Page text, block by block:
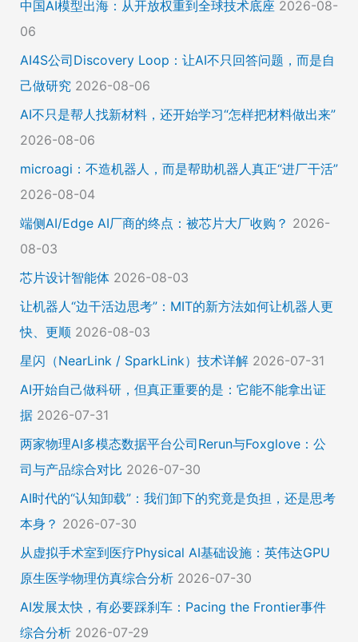
中国AI模型出海：从开放权重到全球技术底座 2026-08-
06
AI4S公司Discovery Loop：让AI不只回答问题，而是自
己做研究 2026-08-06
AI不只是帮人找新材料，还开始学习“怎样把材料做出来”
2026-08-06
microagi：不造机器人，而是帮助机器人真正“进厂干活”
2026-08-04
端侧AI/Edge AI厂商的终点：被芯片大厂收购？ 2026-
08-03
芯片设计智能体 2026-08-03
让机器人“边干活边思考”：MIT的新方法如何让机器人更
快、更顺 2026-08-03
星闪（NearLink / SparkLink）技术详解 2026-07-31
AI开始自己做科研，但真正重要的是：它能不能拿出证
据 2026-07-31
两家物理AI多模态数据平台公司Rerun与Foxglove：公
司与产品综合对比 2026-07-30
AI时代的“认知卸载”：我们卸下的究竟是负担，还是思考
本身？ 2026-07-30
从虚拟手术室到医疗Physical AI基础设施：英伟达GPU
原生医学物理仿真综合分析 2026-07-30
AI发展太快，有必要踩刹车：Pacing the Frontier事件
综合分析 2026-07-29